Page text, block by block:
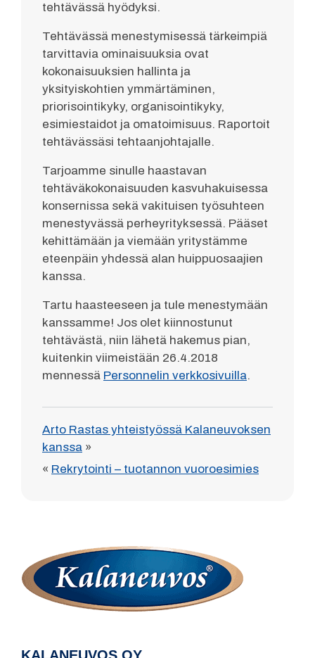
tehtävässä hyödyksi.
Tehtävässä menestymisessä tärkeimpiä
tarvittavia ominaisuuksia ovat
kokonaisuuksien hallinta ja
yksityiskohtien ymmärtäminen,
priorisointikyky, organisointikyky,
esimiestaidot ja omatoimisuus. Raportoit
tehtävässäsi tehtaanjohtajalle.
Tarjoamme sinulle haastavan
tehtäväkokonaisuuden kasvuhakuisessa
konsernissa sekä vakituisen työsuhteen
menestyvässä perheyrityksessä. Pääset
kehittämään ja viemään yritystämme
eteenpäin yhdessä alan huippuosaajien
kanssa.
Tartu haasteeseen ja tule menestymään
kanssamme! Jos olet kiinnostunut
tehtävästä, niin lähetä hakemus pian,
kuitenkin viimeistään 26.4.2018
mennessä Personnelin verkkosivuilla.
Arto Rastas yhteistyössä Kalaneuvoksen
kanssa »
« Rekrytointi – tuotannon vuoroesimies